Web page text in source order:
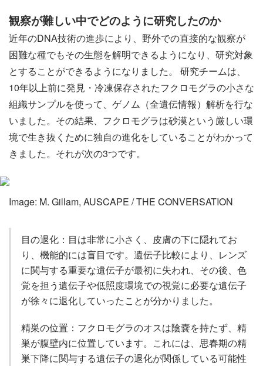
観察が難しい中でどのように研究したのか
近年のDNA技術の進歩により、野外での直接的な観察が
困難な種でもその生態を解明できるようになり、研究対象
とすることができるようになりました。 研究チームは、
10年以上前に発見・冷凍保存されたフクロモグラの小さな
組織サンプルを使って、ゲノム（全遺伝情報）解析を行な
いました。その結果、フクロモグラは砂漠という厳しい環
境で生き抜くために独自の進化をしていることがわかって
きました。それが次の3つです。
Image: M. Gillam, AUSCAPE / THE CONVERSATION
目の退化：目は非常に小さく、皮膚の下に隠れてお
り、機能的には盲目です。遺伝子比較により、レンズ
に関与する重要な遺伝子が最初に失われ、その後、色
覚を担う遺伝子や低照度環境での視覚に必要な遺伝子
が徐々に退化していったことが分かりました。
精巣の位置：フクロモグラのオスは陰嚢を持たず、精
巣が腹壁内に位置しています。これには、思春期の精
巣下降に関与する遺伝子の退化が関係している可能性